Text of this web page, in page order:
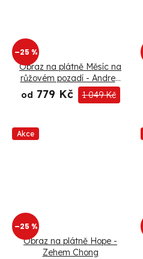
–25 %
Obraz na plátně Měsíc na
růžovém pozadí - Andrea
Haase
od 779 Kč 1 049 Kč
Akce
–25 %
Obraz na plátně Hope -
Zehem Chong